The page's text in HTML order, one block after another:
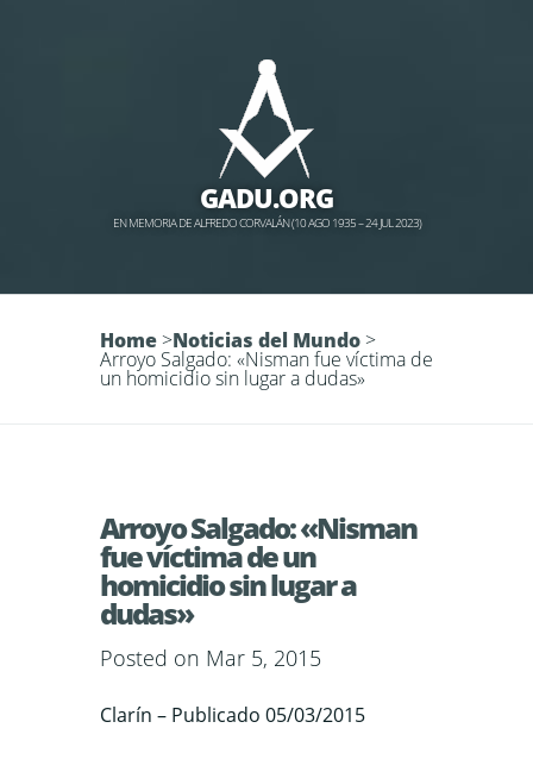
GADU.ORG
EN MEMORIA DE ALFREDO CORVALÁN (10 AGO 1935 – 24 JUL 2023)
Home >Noticias del Mundo >
Arroyo Salgado: «Nisman fue víctima de
un homicidio sin lugar a dudas»
Arroyo Salgado: «Nisman
fue víctima de un
homicidio sin lugar a
dudas»
Posted on Mar 5, 2015
Clarín – Publicado 05/03/2015